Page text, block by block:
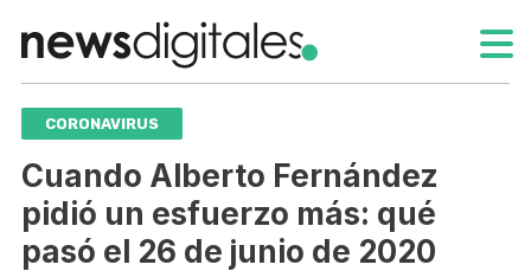
CORONAVIRUS
Cuando Alberto Fernández
pidió un esfuerzo más: qué
pasó el 26 de junio de 2020